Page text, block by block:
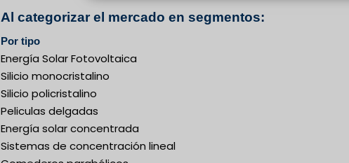
Al categorizar el mercado en segmentos:
Por tipo
Energía Solar Fotovoltaica
Silicio monocristalino
Silicio policristalino
Peliculas delgadas
Energía solar concentrada
Sistemas de concentración lineal